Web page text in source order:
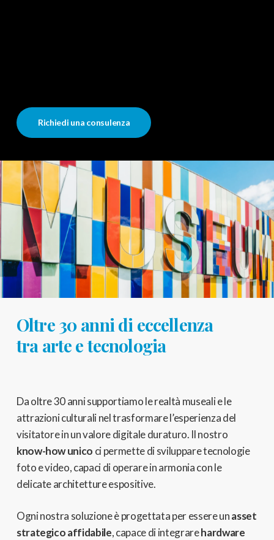
Richiedi una consulenza
Oltre 30 anni di eccellenza
tra arte e tecnologia
Da oltre 30 anni supportiamo le realtà museali e le
attrazioni culturali nel trasformare l’esperienza del
visitatore in un valore digitale duraturo. Il nostro
know-how unico ci permette di sviluppare tecnologie
foto e video, capaci di operare in armonia con le
delicate architetture espositive.
Ogni nostra soluzione è progettata per essere unasset
strategico affidabile, capace di integrarehardware